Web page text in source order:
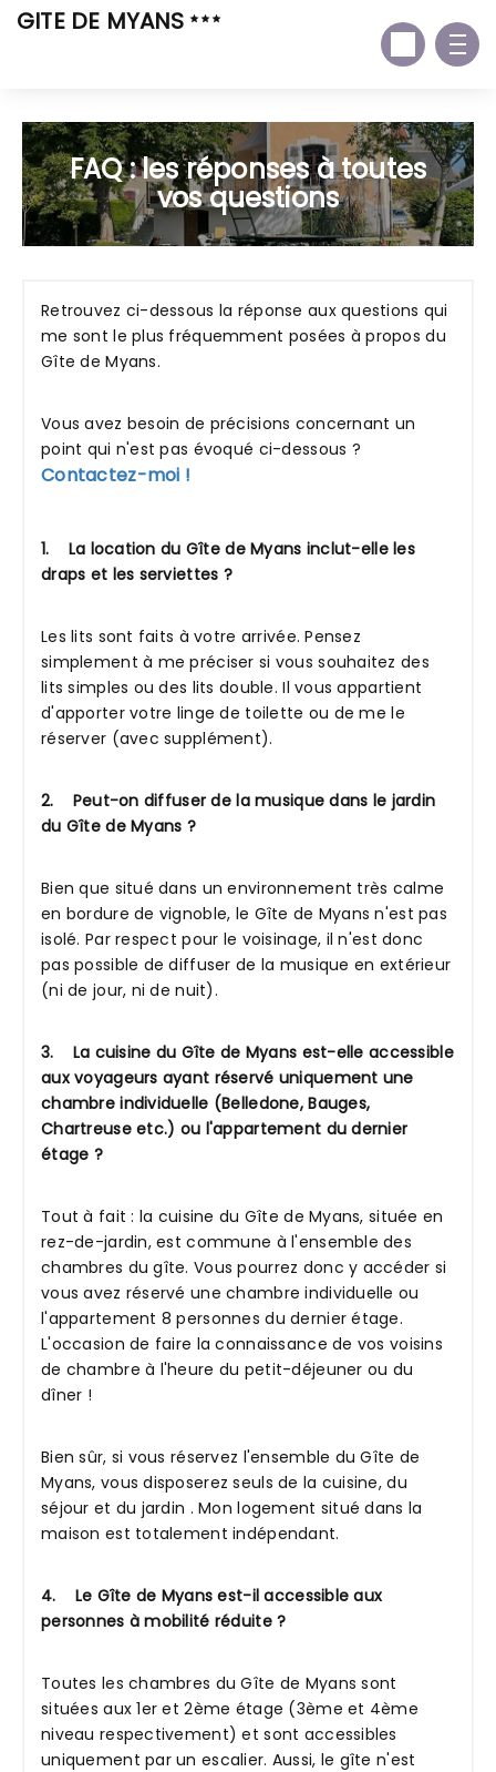
GITE DE MYANS
FAQ : les réponses à toutes
vos questions
Retrouvez ci-dessous la réponse aux questions qui
me sont le plus fréquemment posées à propos du
Gîte de Myans.
Vous avez besoin de précisions concernant un
point qui n'est pas évoqué ci-dessous ?
Contactez-moi !
1. La location du Gîte de Myans inclut-elle les
draps et les serviettes ?
Les lits sont faits à votre arrivée. Pensez
simplement à me préciser si vous souhaitez des
lits simples ou des lits double. Il vous appartient
d'apporter votre linge de toilette ou de me le
réserver (avec supplément).
2. Peut-on diffuser de la musique dans le jardin
du Gîte de Myans ?
Bien que situé dans un environnement très calme
en bordure de vignoble, le Gîte de Myans n'est pas
isolé. Par respect pour le voisinage, il n'est donc
pas possible de diffuser de la musique en extérieur
(ni de jour, ni de nuit).
3. La cuisine du Gîte de Myans est-elle accessible
aux voyageurs ayant réservé uniquement une
chambre individuelle (Belledone, Bauges,
Chartreuse etc.) ou l'appartement du dernier
étage ?
Tout à fait : la cuisine du Gîte de Myans, située en
rez-de-jardin, est commune à l'ensemble des
chambres du gîte. Vous pourrez donc y accéder si
vous avez réservé une chambre individuelle ou
l'appartement 8 personnes du dernier étage.
L'occasion de faire la connaissance de vos voisins
de chambre à l'heure du petit-déjeuner ou du
dîner !
Bien sûr, si vous réservez l'ensemble du Gîte de
Myans, vous disposerez seuls de la cuisine, du
séjour et du jardin . Mon logement situé dans la
maison est totalement indépendant.
4. Le Gîte de Myans est-il accessible aux
personnes à mobilité réduite ?
Toutes les chambres du Gîte de Myans sont
situées aux 1er et 2ème étage (3ème et 4ème
niveau respectivement) et sont accessibles
uniquement par un escalier. Aussi, le gîte n'est